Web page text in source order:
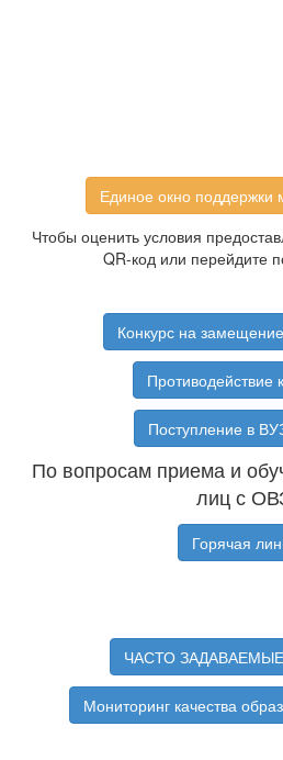
Единое окно поддержки
Чтобы оценить условия
QR-код или перейдите
Конкурс на
Противодействие
Поступление в
По вопросам приема и
лиц с
Горячая
ЧАСТО
Мониторинг качества